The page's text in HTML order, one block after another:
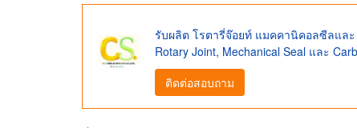
รับผลิต โรตารี่จ๊อยท์ แมคคานิคอลซีลแล
Rotary Joint, Mechanical Seal และ
ติดต่อสอบถาม